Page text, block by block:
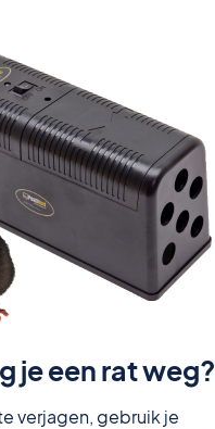
je een rat weg?
verjagen, gebruik je